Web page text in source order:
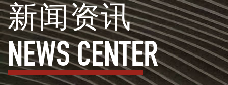
新闻资讯
NEWS CENTER